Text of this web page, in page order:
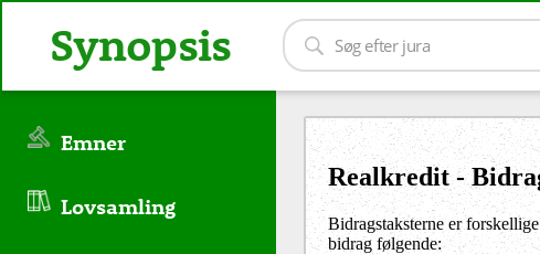
Realkredit -
Bidragstaksterne er
bidrag følgende:
Emner
Lovsamling
Synopsis